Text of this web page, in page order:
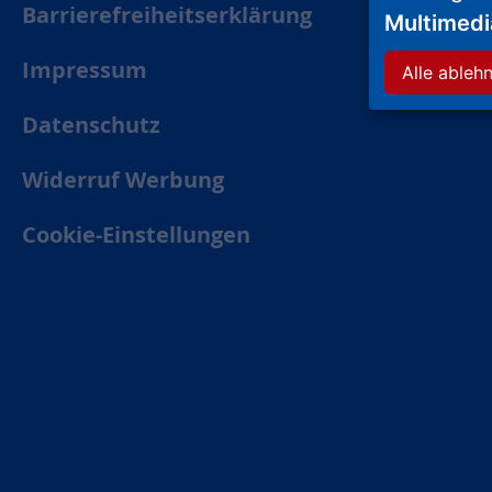
Barrierefreiheitserklärung
Impressum
Datenschutz
Widerruf Werbung
Cookie-Einstellungen
Alle